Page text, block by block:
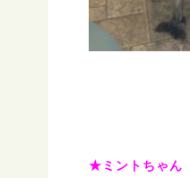
★ミントちゃん